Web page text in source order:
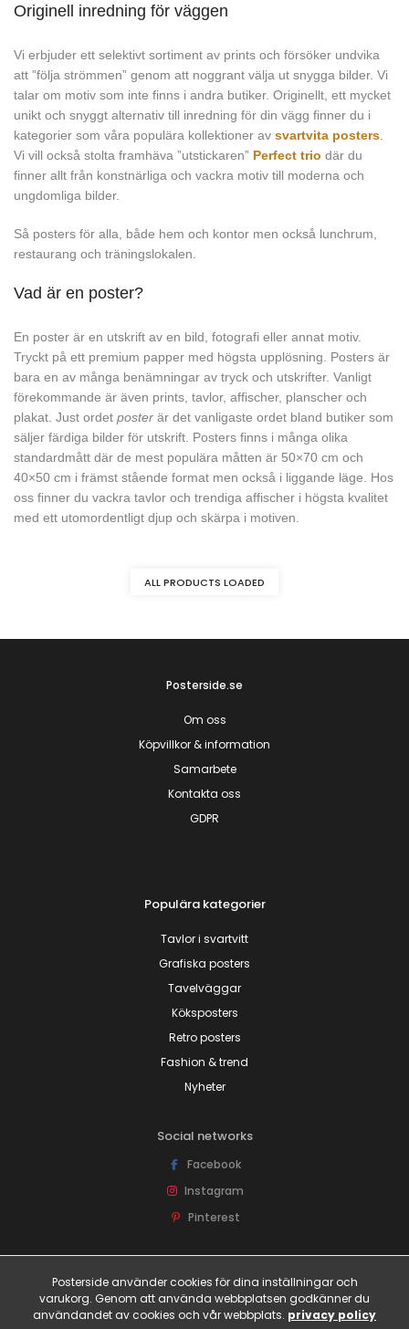
Originell inredning för väggen
Vi erbjuder ett selektivt sortiment av prints och försöker undvika
att ”följa strömmen” genom att noggrant välja ut snygga bilder. Vi
talar om motiv som inte finns i andra butiker. Originellt, ett mycket
unikt och snyggt alternativ till inredning för din vägg finner du i
kategorier som våra populära kollektioner av svartvita posters
Vi vill också stolta framhäva ”utstickaren” Perfect trio där du
finner allt från konstnärliga och vackra motiv till moderna och
ungdomliga bilder.
Så posters för alla, både hem och kontor men också lunchrum,
restaurang och träningslokalen.
Vad är en poster?
En poster är en utskrift av en bild, fotografi eller annat motiv.
Tryckt på ett premium papper med högsta upplösning. Posters är
bara en av många benämningar av tryck och utskrifter. Vanligt
förekommande är även prints, tavlor, affischer, planscher och
plakat. Just ordet poster är det vanligaste ordet bland butiker som
säljer färdiga bilder för utskrift. Posters finns i många olika
standardmått där de mest populära måtten är 50×70 cm och
40×50 cm i främst stående format men också i liggande läge. Hos
oss finner du vackra tavlor och trendiga affischer i högsta kvalitet
med ett utomordentligt djup och skärpa i motiven.
ALL PRODUCTS LOADED
Posterside.se
Om oss
Köpvillkor & information
Samarbete
Kontakta oss
GDPR
Populära kategorier
Tavlor i svartvitt
Grafiska posters
Tavelväggar
Köksposters
Retro posters
Fashion & trend
Nyheter
Social networks
Facebook
Instagram
Pinterest
Få tillgång till rabattkoder och fina erbjudanden före alla andra!
Posterside använder cookies för dina inställningar och
varukorg. Genom att använda webbplatsen godkänner du
användandet av cookies och vår webbplats. privacy policy